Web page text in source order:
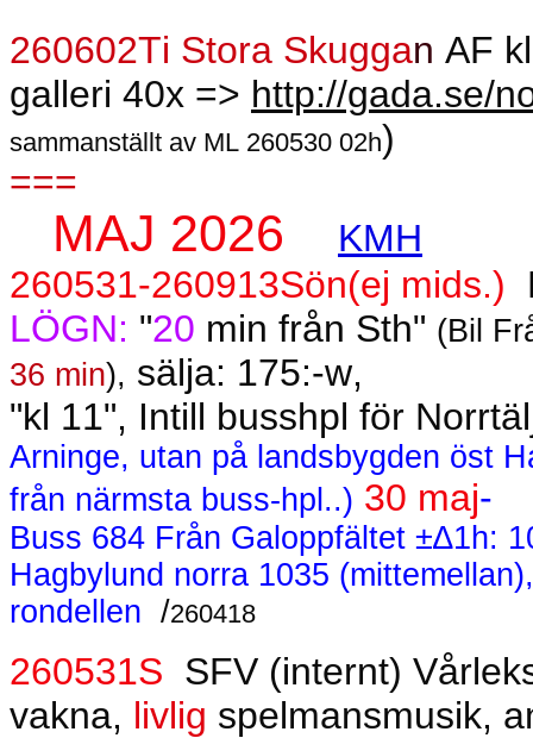
260602Ti Stora Skuggan AF
galleri 40x => http://gada.se/
sammanställt av ML 260530 02h)
===
MAJ 2026
KMH
260531-260913Sön(ej mids.)
LÖGN: "20 min från Sth" (Bil
36 min), sälja: 175:-w,
"kl 11", Intill busshpl för
Arninge, utan på landsbygden öst
från närmsta buss-hpl..) 30 maj-
Buss 684 Från Galoppfältet ±∆1h:
Hagbylund norra 1035
rondellen /260418
260531S SFV (internt)
vakna, livlig spelmansmusik,